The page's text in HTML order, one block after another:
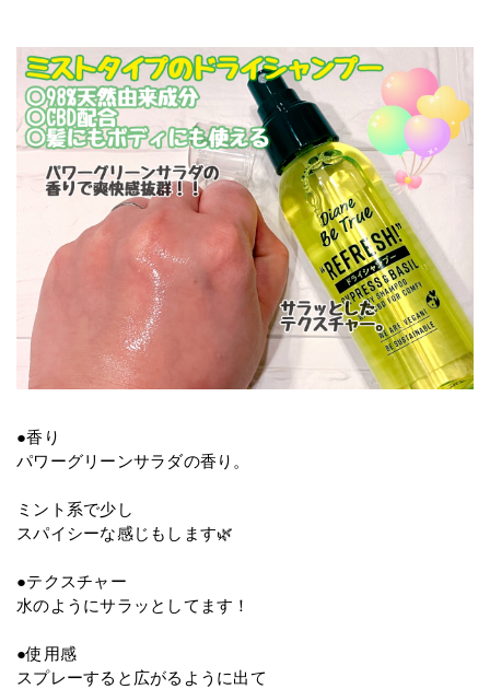
●香り
パワーグリーンサラダの香り。
ミント系で少し
スパイシーな感じもします🌿
●テクスチャー
水のようにサラッとしてます！
●使用感
スプレーすると広がるように出て